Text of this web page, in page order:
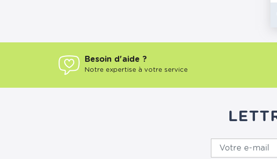
Besoin d'aide ?
Notre expertise à votre service